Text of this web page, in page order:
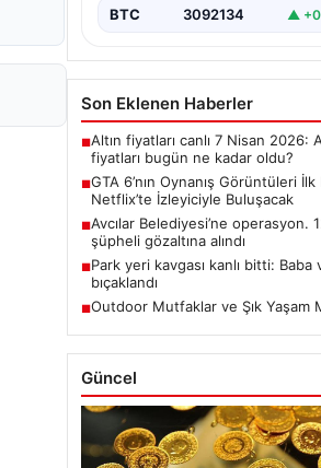
BTC 3092134 ▲
Son Eklenen Haberler
■Altın fiyatları canlı 7 Nisan 2026:
fiyatları bugün ne kadar oldu?
■GTA 6’nın Oynanış Görüntüleri İlk
Netflix’te İzleyiciyle Buluşacak
■Avcılar Belediyesi’ne operasyon.
şüpheli gözaltına alındı
■Park yeri kavgası kanlı bitti: Baba
bıçaklandı
■Outdoor Mutfaklar ve Şık Yaşam
Güncel